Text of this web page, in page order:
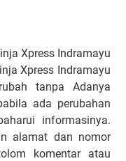
Xpress Indramayu
Xpress Indramayu
tanpa Adanya
ada perubahan
informasinya.
alamat dan nomor
komentar atau